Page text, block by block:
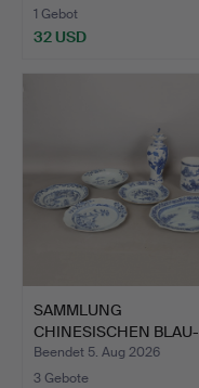
1 Gebot
32 USD
SAMMLUNG
CHINESISCHEN BLAU-
WEISS-PORZELLAN…
Beendet 5. Aug 2026
3 Gebote